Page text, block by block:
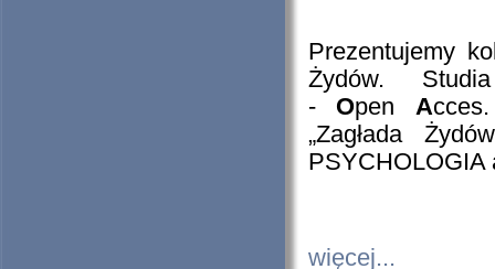
Prezentujemy
Żydów.
- Open A
„Zagłada
PSYCHOLOGIA
więcej...